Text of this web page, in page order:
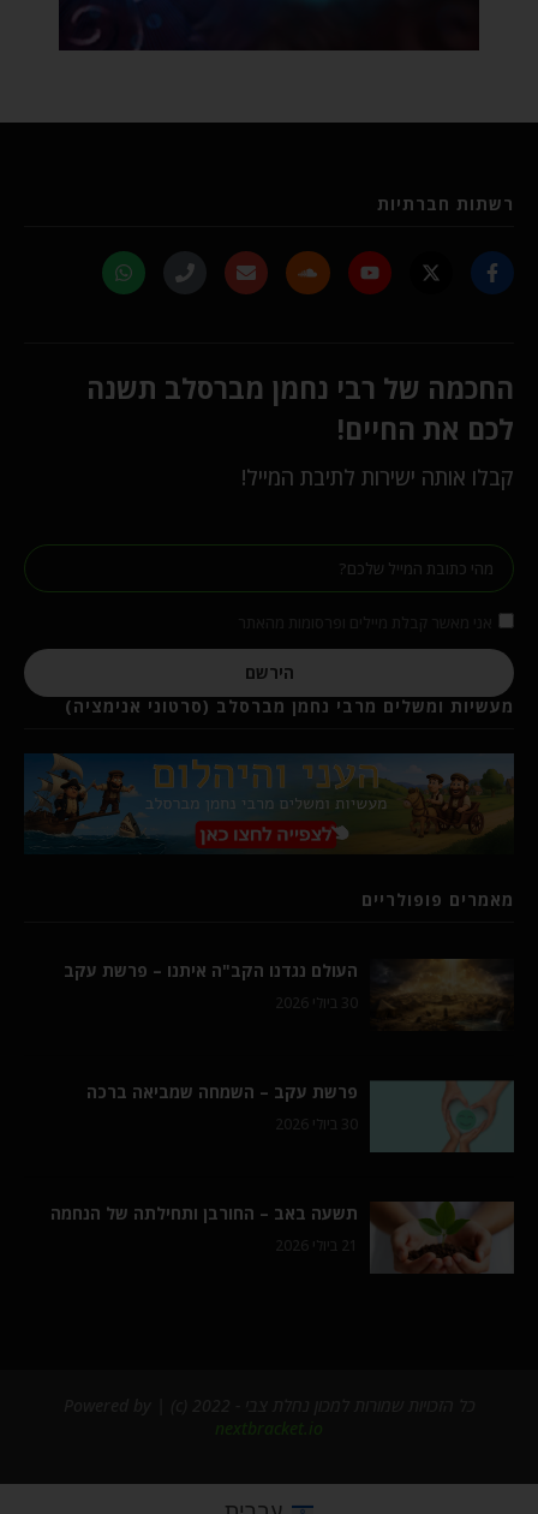
רשתות חברתיות
החכמה של רבי נחמן מברסלב תשנה
לכם את החיים!
קבלו אותה ישירות לתיבת המייל!
הירשם
מעשיות ומשלים מרבי נחמן מברסלב (סרטוני אנימציה)
מאמרים פופולריים
העולם נגדנו הקב"ה איתנו – פרשת עקב
30 ביולי 2026
פרשת עקב – השמחה שמביאה ברכה
30 ביולי 2026
תשעה באב – החורבן ותחילתה של הנחמה
21 ביולי 2026
nextbracket.io